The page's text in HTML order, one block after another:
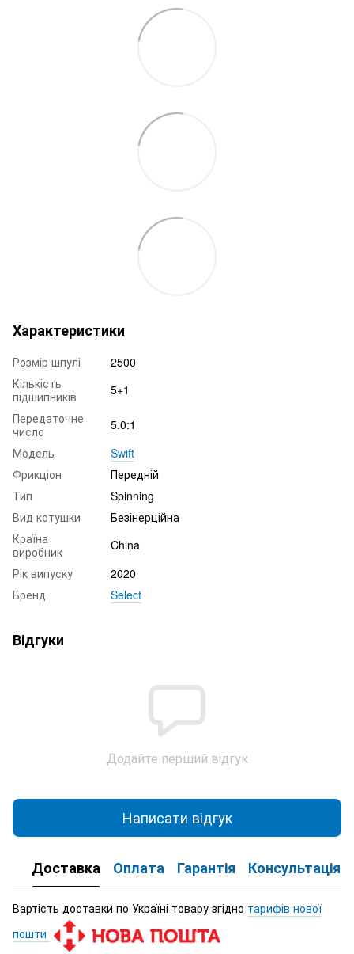
Характеристики
Розмір шпулі
2500
Кількість
підшипників
5+1
Передаточне
число
5.0:1
Модель
Swift
Фрикціон
Передній
Тип
Spinning
Вид котушки
Безінерційна
Країна
виробник
China
Рік випуску
2020
Бренд
Select
Відгуки
Додайте перший відгук
Написати відгук
Доставка Оплата Гарантія Консультація
Вартість доставки по Україні товару згідно тарифів нової
пошти